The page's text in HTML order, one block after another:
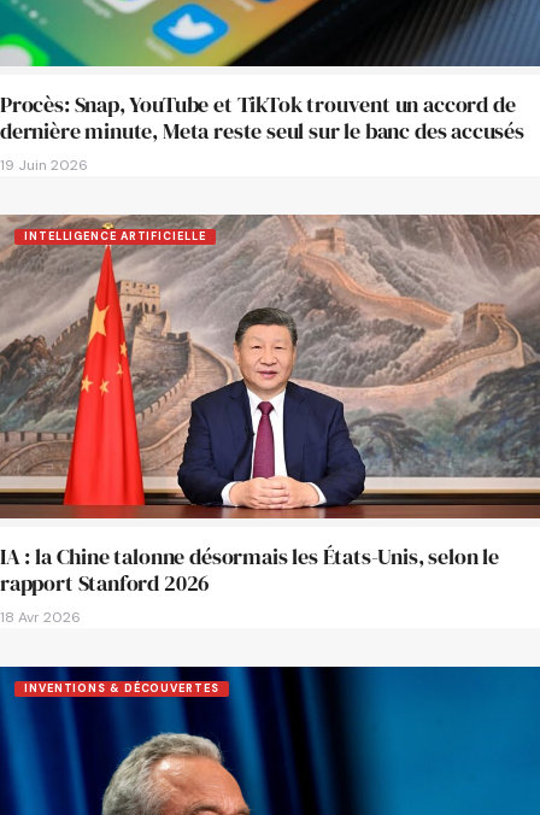
Procès: Snap, YouTube et TikTok trouvent un accord de
dernière minute, Meta reste seul sur le banc des accusés
19 Juin 2026
INTELLIGENCE ARTIFICIELLE
IA : la Chine talonne désormais les États-Unis, selon le
rapport Stanford 2026
18 Avr 2026
INVENTIONS & DÉCOUVERTES